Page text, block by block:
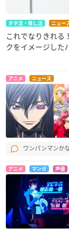
オタ活・推し活 ニュー
これでなりきれる
クをイメージした
アニメ ニュース
ワンパンマンか
アニメ マンガ 声優